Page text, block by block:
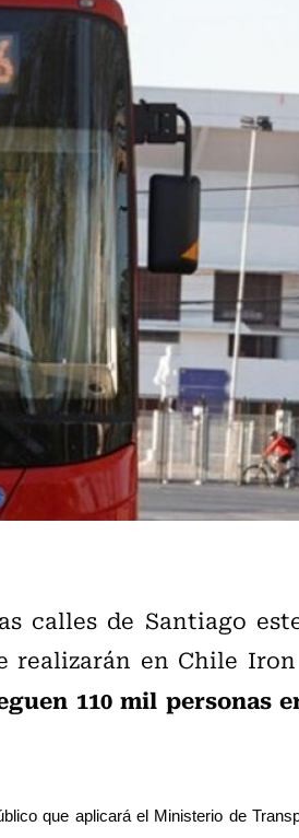
calles de Santiago
realizarán en Chile
110 mil personas
que aplicará el Ministerio de